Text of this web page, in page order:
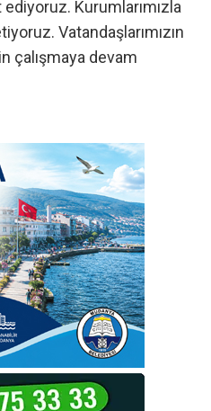
Kurumlarımızla
Vatandaşlarımızın
çalışmaya devam